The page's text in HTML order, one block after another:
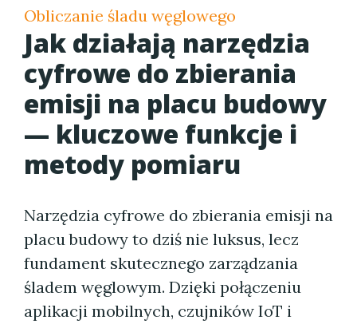
Obliczanie śladu węglowego
Jak działają narzędzia
cyfrowe do zbierania
emisji na placu budowy
— kluczowe funkcje i
metody pomiaru
Narzędzia cyfrowe do zbierania emisji na
placu budowy to dziś nie luksus, lecz
fundament skutecznego zarządzania
śladem węglowym. Dzięki połączeniu
aplikacji mobilnych, czujników IoT i